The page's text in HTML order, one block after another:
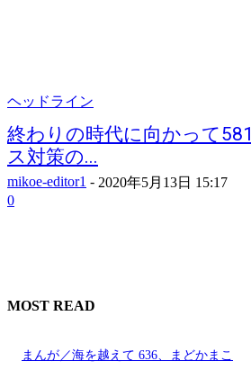
ヘッドライン
終わりの時代に向かって
ス対策の...
mikoe-editor1 - 2020年5月13日 15:17
0
MOST READ
まんが／海を越えて 636、まどかまこ